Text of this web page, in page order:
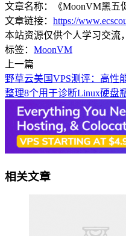
文章名称：《MoonVM黑五
文章链接： https://
本站资源仅供个人学习交流
标签： MoonVM
上一篇
野草云美国VPS测评：高性
整理8个用于诊断Linux硬盘
相关文章